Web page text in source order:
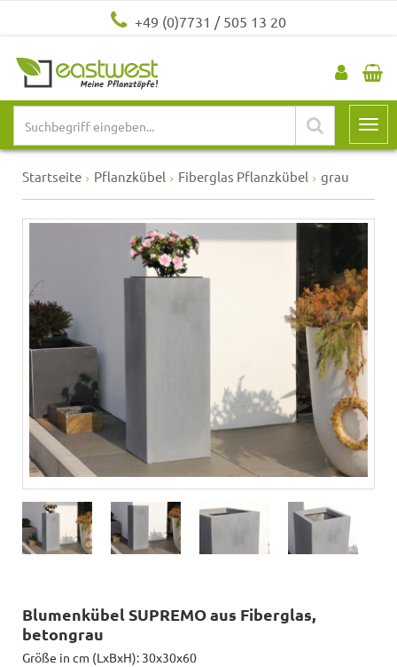
+49 (0)7731 / 505 13 20
Startseite Pflanzkübel Fiberglas Pflanzkübel grau
Blumenkübel SUPREMO aus Fiberglas,
betongrau
Größe in cm (LxBxH): 30x30x60